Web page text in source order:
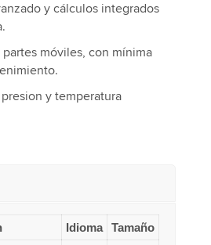
y cálculos integrados
móviles, con mínima
y temperatura
Idioma
Tamaño